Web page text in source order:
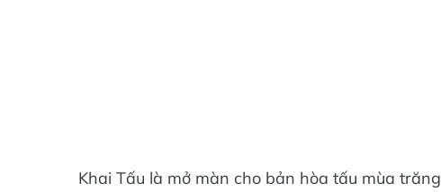
Khai Tấu là mở màn cho bản hòa tấu mùa